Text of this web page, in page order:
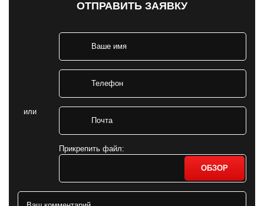
ОТПРАВИТЬ ЗАЯВКУ
или
Прикрепить файл:
ОБЗОР